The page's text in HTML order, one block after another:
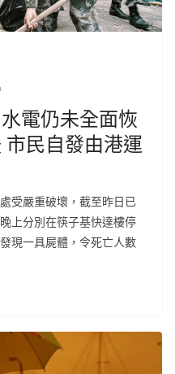
電仍未全面恢
民自發由港運
受嚴重破壞，截至昨日已
上分別在筷子基快達樓停
現一具屍體，令死亡人數